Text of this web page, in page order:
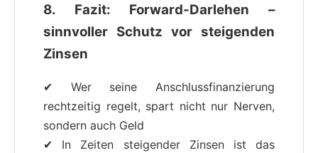
8. Fazit: Forward-Darlehen –
sinnvoller Schutz vor steigenden
Zinsen
✔ Wer seine Anschlussfinanzierung
rechtzeitig regelt, spart nicht nur Nerven,
sondern auch Geld
✔ In Zeiten steigender Zinsen ist das